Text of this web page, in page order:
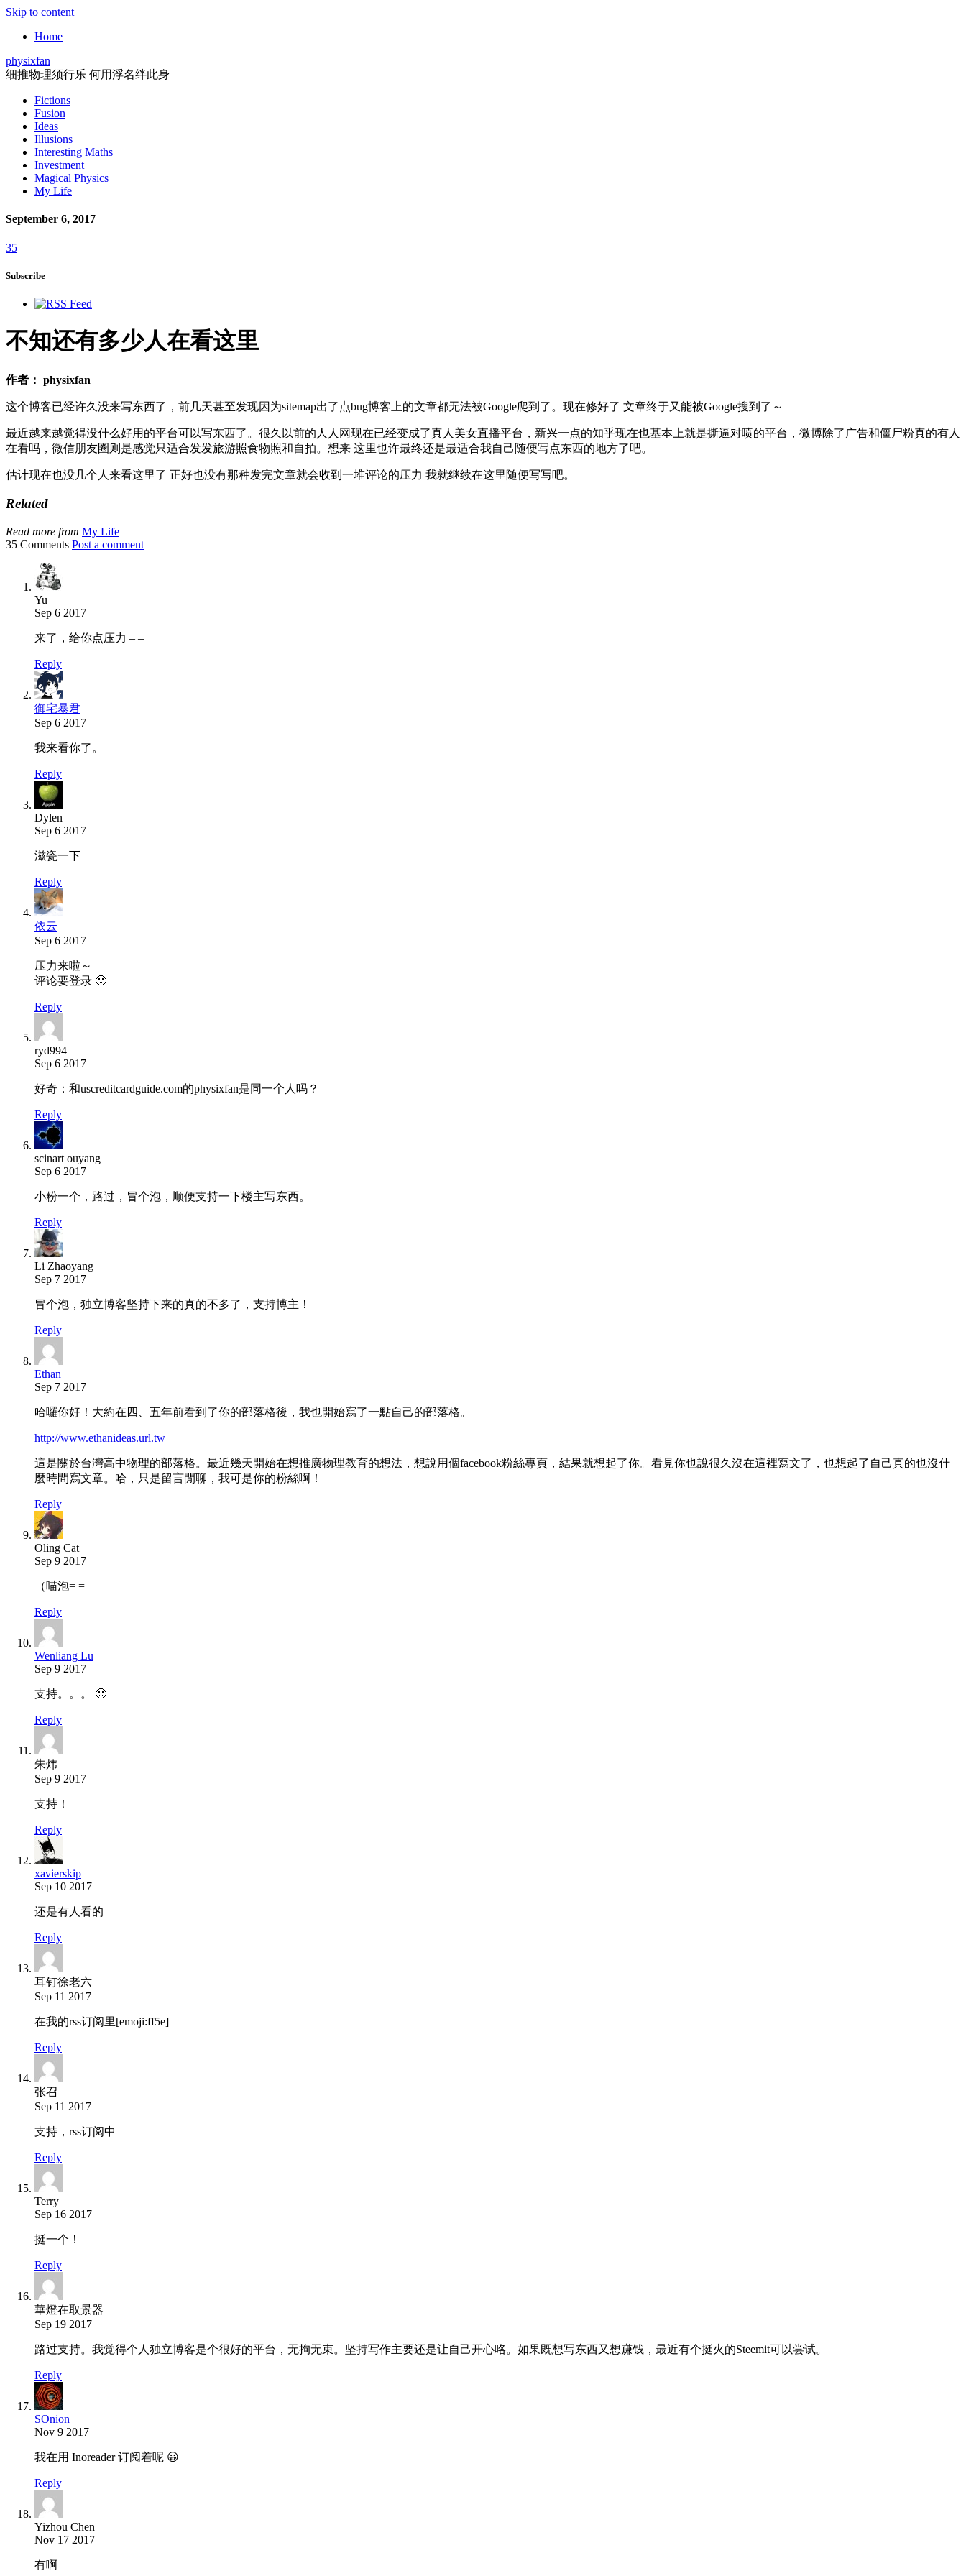
Skip to content
Home
physixfan
细推物理须行乐 何用浮名绊此身
Fictions
Fusion
Ideas
Illusions
Interesting Maths
Investment
Magical Physics
My Life
September 6, 2017
35
Subscribe
不知还有多少人在看这里
作者： physixfan
这个博客已经许久没来写东西了，前几天甚至发现因为sitemap出了点bug博客上的文章都无法被Google爬到了。现在修好了 文章终于又能被Google搜到了～
最近越来越觉得没什么好用的平台可以写东西了。很久以前的人人网现在已经变成了真人美女直播平台，新兴一点的知乎现在也基本上就是撕逼对喷的平台，微博除了广告和僵尸粉真的有人
在看吗，微信朋友圈则是感觉只适合发发旅游照食物照和自拍。想来 这里也许最终还是最适合我自己随便写点东西的地方了吧。
估计现在也没几个人来看这里了 正好也没有那种发完文章就会收到一堆评论的压力 我就继续在这里随便写写吧。
Related
Read more from My Life
35 Comments Post a comment
Yu
Sep 6 2017
来了，给你点压力 – –
Reply
御宅暴君
Sep 6 2017
我来看你了。
Reply
Dylen
Sep 6 2017
滋瓷一下
Reply
依云
Sep 6 2017
压力来啦～
评论要登录 🙁
Reply
ryd994
Sep 6 2017
好奇：和uscreditcardguide.com的physixfan是同一个人吗？
Reply
scinart ouyang
Sep 6 2017
小粉一个，路过，冒个泡，顺便支持一下楼主写东西。
Reply
Li Zhaoyang
Sep 7 2017
冒个泡，独立博客坚持下来的真的不多了，支持博主！
Reply
Ethan
Sep 7 2017
哈囉你好！大約在四、五年前看到了你的部落格後，我也開始寫了一點自己的部落格。
http://www.ethanideas.url.tw
這是關於台灣高中物理的部落格。最近幾天開始在想推廣物理教育的想法，想說用個facebook粉絲專頁，結果就想起了你。看見你也說很久沒在這裡寫文了，也想起了自己真的也沒什
麼時間寫文章。哈，只是留言閒聊，我可是你的粉絲啊！
Reply
Oling Cat
Sep 9 2017
（喵泡= =
Reply
Wenliang Lu
Sep 9 2017
支持。。。 🙂
Reply
朱炜
Sep 9 2017
支持！
Reply
xavierskip
Sep 10 2017
还是有人看的
Reply
耳钉徐老六
Sep 11 2017
在我的rss订阅里[emoji:ff5e]
Reply
张召
Sep 11 2017
支持，rss订阅中
Reply
Terry
Sep 16 2017
挺一个！
Reply
華燈在取景器
Sep 19 2017
路过支持。我觉得个人独立博客是个很好的平台，无拘无束。坚持写作主要还是让自己开心咯。如果既想写东西又想赚钱，最近有个挺火的Steemit可以尝试。
Reply
SOnion
Nov 9 2017
我在用 Inoreader 订阅着呢 😀
Reply
Yizhou Chen
Nov 17 2017
有啊